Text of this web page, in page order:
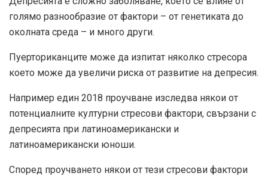
голямо разнообразие от фактори – от генетиката до
околната среда – и много други.
Пуерториканците може да изпитат няколко стресора
което може да увеличи риска от развитие на депресия.
Например един 2018 проучване изследва някои от
потенциалните културни стресови фактори, свързани с
депресията при латиноамерикански и
латиноамерикански юноши.
Според проучването някои от тези стресови фактори